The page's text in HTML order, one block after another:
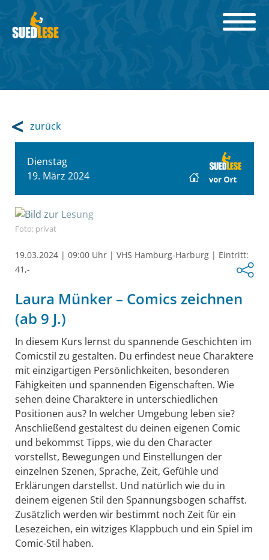
zurück
Dienstag
19. März 2024
Foto: privat
19.03.2024 | 09:00 Uhr | VHS Hamburg-Harburg | Eintritt:
41,-
Laura Münker – Comics zeichnen
(ab 9 J.)
In diesem Kurs lernst du spannende Geschichten im
Comicstil zu gestalten. Du erfindest neue Charaktere
mit einzigartigen Persönlichkeiten, besonderen
Fähigkeiten und spannenden Eigenschaften. Wie
sehen deine Charaktere in unterschiedlichen
Positionen aus? In welcher Umgebung leben sie?
Anschließend gestaltest du deinen eigenen Comic
und bekommst Tipps, wie du den Character
vorstellst, Bewegungen und Einstellungen der
einzelnen Szenen, Sprache, Zeit, Gefühle und
Erklärungen darstellst. Und natürlich wie du in
deinem eigenen Stil den Spannungsbogen schaffst.
Zusätzlich werden wir bestimmt noch Zeit für ein
Lesezeichen, ein witziges Klappbuch und ein Spiel im
Comic-Stil haben.